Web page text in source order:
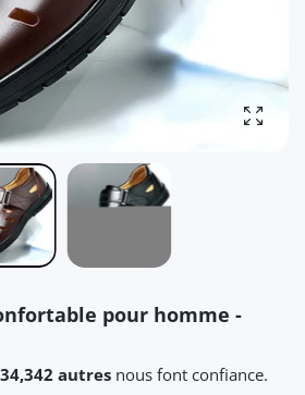
pour homme -
autres nous font confiance.